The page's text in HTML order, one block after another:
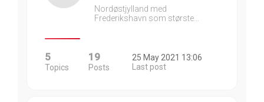
Nordøstjylland med
Frederikshavn som største…
5
Topics
19
Posts
25 May 2021 13:06
Last post